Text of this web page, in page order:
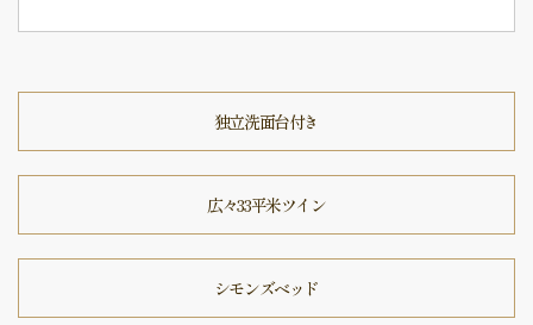
独立洗面台付き
広々33平米ツイン
シモンズベッド